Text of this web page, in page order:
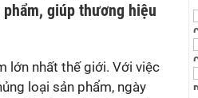
giúp thương hiệu
lớn nhất thế giới. Với việc
loại sản phẩm, ngày